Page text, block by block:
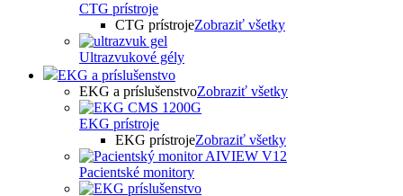
CTG prístroje
CTG prístrojeZobraziť všetky
Ultrazvukové gély
EKG a príslušenstvo
EKG a príslušenstvoZobraziť všetky
EKG prístroje
EKG prístrojeZobraziť všetky
Pacientské monitory